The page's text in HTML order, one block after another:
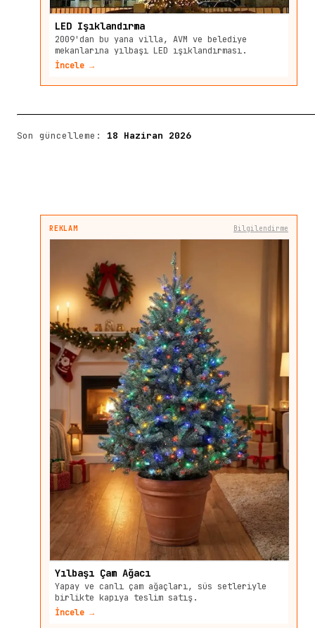
LED Işıklandırma
2009'dan bu yana villa, AVM ve belediye
mekanlarına yılbaşı LED ışıklandırması.
İncele →
Son güncelleme: 18 Haziran 2026
REKLAM Bilgilendirme
Yılbaşı Çam Ağacı
Yapay ve canlı çam ağaçları, süs setleriyle
birlikte kapıya teslim satış.
İncele →